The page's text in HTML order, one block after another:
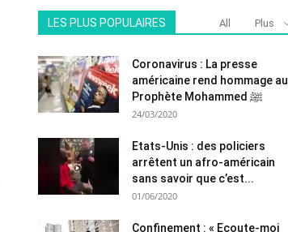
LES PLUS POPULAIRES All Plus
Coronavirus : La presse
américaine rend hommage au
Prophète Mohammed ﷺ
24/03/2020
Etats-Unis : des policiers
arrêtent un afro-américain
sans savoir que c’est...
01/06/2020
Confinement : « Ecoute-moi